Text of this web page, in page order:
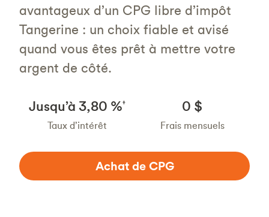
avantageux d’un CPG libre d’impôt
Tangerine : un choix fiable et avisé
quand vous êtes prêt à mettre votre
argent de côté.
Jusqu’à 3,80 %†
Taux d’intérêt
0 $
Frais mensuels
Achat de CPG